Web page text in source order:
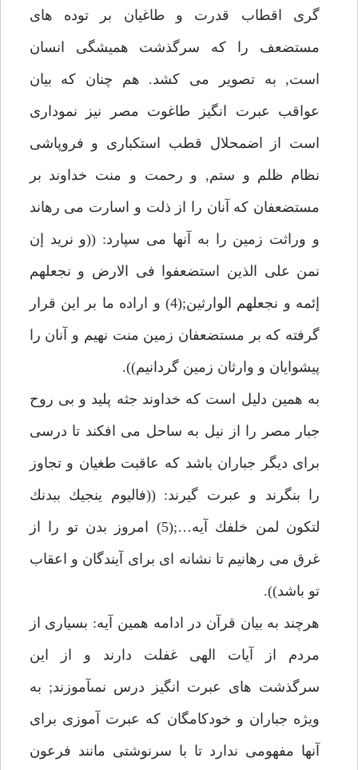
گرى اقطاب قدرت و طاغيان بر توده هاى
مستضعف را كه سرگذشت هميشگى انسان
است, به تصوير مى كشد. هم چنان كه بيان
عواقب عبرت انگيز طاغوت مصر نيز نمودارى
است از اضمحلال قطب استكبارى و فروپاشى
نظام ظلم و ستم, و رحمت و منت خداوند بر
مستضعفان كه آنان را از ذلت و اسارت مى رهاند
و وراثت زمين را به آنها مى سپارد: ((و نريد إن
نمن على الذين استضعفوا فى الارض و نجعلهم
إئمه و نجعلهم الوارثين;(4) و اراده ما بر اين قرار
گرفته كه بر مستضعفان زمين منت نهيم و آنان را
پيشوايان و وارثان زمين گردانيم)).
به همين دليل است كه خداوند جثه پليد و بى روح
جبار مصر را از نيل به ساحل مى افكند تا درسى
براى ديگر جباران باشد كه عاقبت طغيان و تجاوز
را بنگرند و عبرت گيرند: ((فاليوم ينجيك ببدنك
لتكون لمن خلفك آيه…;(5) امروز بدن تو را از
غرق مى رهانيم تا نشانه اى براى آيندگان و اعقاب
تو باشد)).
هرچند به بيان قرآن در ادامه همين آيه: بسيارى از
مردم از آيات الهى غفلت دارند و از اين
سرگذشت هاى عبرت انگيز درس نمىآموزند; به
ويژه جباران و خودكامگان كه عبرت آموزى براى
آنها مفهومى ندارد تا با سرنوشتى مانند فرعون